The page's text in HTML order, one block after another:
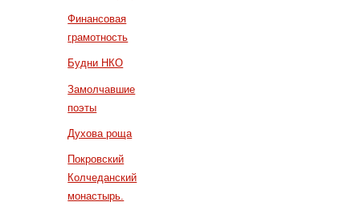
Финансовая
грамотность
Будни НКО
Замолчавшие
поэты
Духова роща
Покровский
Колчеданский
монастырь.